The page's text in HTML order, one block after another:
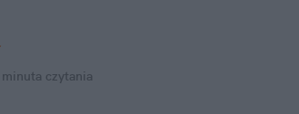
minuta czytania